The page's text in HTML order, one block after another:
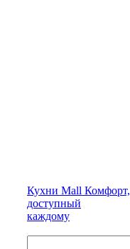
Кухни Mall Комфорт,
доступный
каждому